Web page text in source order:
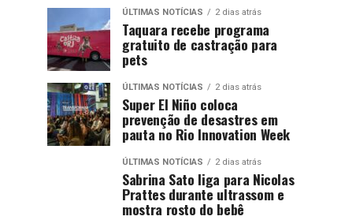
ÚLTIMAS NOTÍCIAS 2 dias atrás
Taquara recebe programa
gratuito de castração para
pets
ÚLTIMAS NOTÍCIAS 2 dias atrás
Super El Niño coloca
prevenção de desastres em
pauta no Rio Innovation Week
ÚLTIMAS NOTÍCIAS 2 dias atrás
Sabrina Sato liga para Nicolas
Prattes durante ultrassom e
mostra rosto do bebê